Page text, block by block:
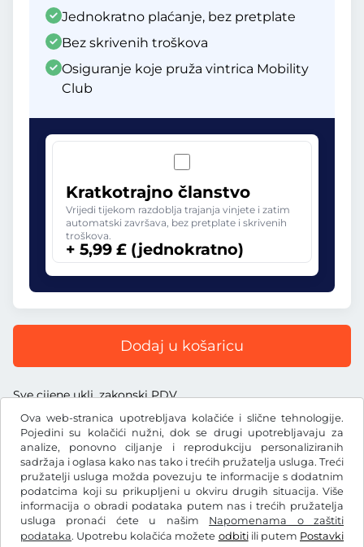
Ova web-stranica upotrebljava kolačiće i slične tehnologije.
Pojedini su kolačići nužni, dok se drugi upotrebljavaju za
analize, ponovno ciljanje i reprodukciju personaliziranih
sadržaja i oglasa kako nas tako i trećih pružatelja usluga. Treći
pružatelji usluga možda povezuju te informacije s dodatnim
podatcima koji su prikupljeni u okviru drugih situacija. Više
informacija o obradi podataka putem nas i trećih pružatelja
usluga pronaći ćete u našim Napomenama o zaštiti
podataka. Upotrebu kolačića možete odbitiili putem Postavki
Jednokratno plaćanje, bez pretplate
Bez skrivenih troškova
Osiguranje koje pruža vintrica Mobility
Club
Kratkotrajno članstvo
Vrijedi tijekom razdoblja trajanja vinjete i zatim
automatski završava, bez pretplate i skrivenih
troškova.
+ 5,99 £ (jednokratno)
Dodaj u košaricu
Sve cijene uklj. zakonski PDV
£GBP
Facebook Instagram